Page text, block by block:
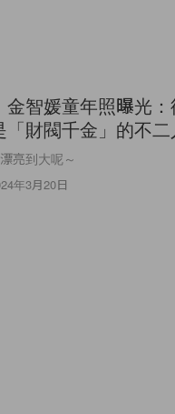
金智媛童年照曝光
財閥千金」的不二
亮到大呢～
年3月20日